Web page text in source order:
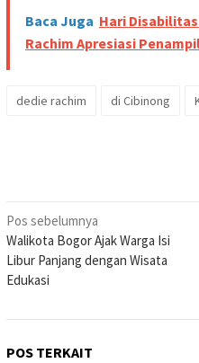
Baca Juga Hari
Rachim Apresiasi
dedie rachim di Cibinong
Navigasi
pos
Pos sebelumnya
Walikota Bogor Ajak Warga Isi
Libur Panjang dengan Wisata
Edukasi
POS TERKAIT